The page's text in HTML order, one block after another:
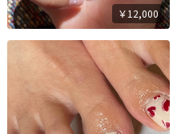
￥12,000